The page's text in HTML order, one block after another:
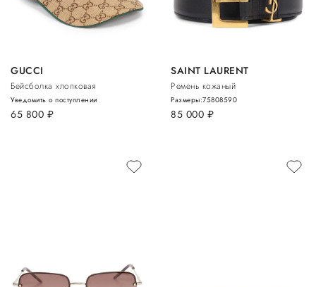
GUCCI
Бейсболка хлопковая
65 800 руб.
Уведомить о поступлении
SAINT LAURENT
Ремень кожаный
85 000 руб.
Размеры:75808590